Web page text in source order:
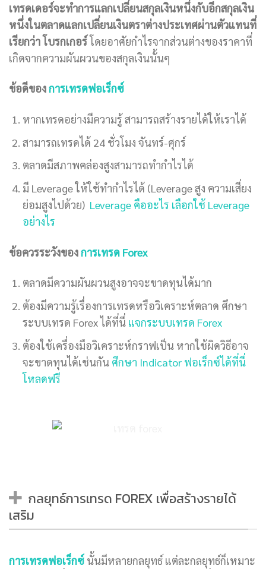
เทรดเดอร์จะทำการแลกเปลี่ยนสกุลเงินหนึ่งกับอีกสกุลเงิน
หนึ่งในตลาดแลกเปลี่ยนเงินตราต่างประเทศผ่านตัวแทนที่
เรียกว่า โบรกเกอร์โดยอาศัยกำไรจากส่วนต่างของราคาที่
เกิดจากความผันผวนของสกุลเงินนั้นๆ
ข้อดีของการเทรดฟอเร็กซ์
หากเทรดอย่างมีความรู้ สามารถสร้างรายได้ให้เราได้
สามารถเทรดได้ 24 ชั่วโมง จันทร์-ศุกร์
ตลาดมีสภาพคล่องสูงสามารถทำกำไรได้
มี Leverage ให้ใช้ทำกำไรได้ (Leverage สูง ความเสี่ยง
ย่อมสูงไปด้วย) Leverage คืออะไร เลือกใช้ Leverage
อย่างไร
ข้อควรระวังของการเทรด Forex
ตลาดมีความผันผวนสูงอาจจะขาดทุนได้มาก
ต้องมีความรู้เรื่องการเทรดหรือวิเคราะห์ตลาด ศึกษา
ระบบเทรด Forex ได้ที่นี่ แจกระบบเทรด Forex
ต้องใช้เครื่องมือวิเคราะห์กราฟเป็น หากใช้ผิดวิธีอาจ
จะขาดทุนได้เช่นกัน ศึกษา Indicator ฟอเร็กซ์ได้ที่นี่
โหลดฟรี
กลยุทธ์การเทรด FOREX เพื่อสร้างรายได้
เสริม
การเทรดฟอเร็กซ์ นั้นมีหลายกลยุทธ์ แต่ละกลยุทธ์ก็เหมาะ